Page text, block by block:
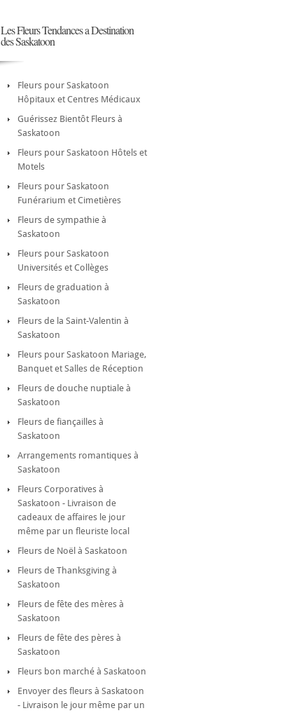
Les Fleurs Tendances a Destination
des Saskatoon
Fleurs pour Saskatoon
Hôpitaux et Centres Médicaux
Guérissez Bientôt Fleurs à
Saskatoon
Fleurs pour Saskatoon Hôtels et
Motels
Fleurs pour Saskatoon
Funérarium et Cimetières
Fleurs de sympathie à
Saskatoon
Fleurs pour Saskatoon
Universités et Collèges
Fleurs de graduation à
Saskatoon
Fleurs de la Saint-Valentin à
Saskatoon
Fleurs pour Saskatoon Mariage,
Banquet et Salles de Réception
Fleurs de douche nuptiale à
Saskatoon
Fleurs de fiançailles à
Saskatoon
Arrangements romantiques à
Saskatoon
Fleurs Corporatives à
Saskatoon - Livraison de
cadeaux de affaires le jour
même par un fleuriste local
Fleurs de Noël à Saskatoon
Fleurs de Thanksgiving à
Saskatoon
Fleurs de fête des mères à
Saskatoon
Fleurs de fête des pères à
Saskatoon
Fleurs bon marché à Saskatoon
Envoyer des fleurs à Saskatoon
- Livraison le jour même par un